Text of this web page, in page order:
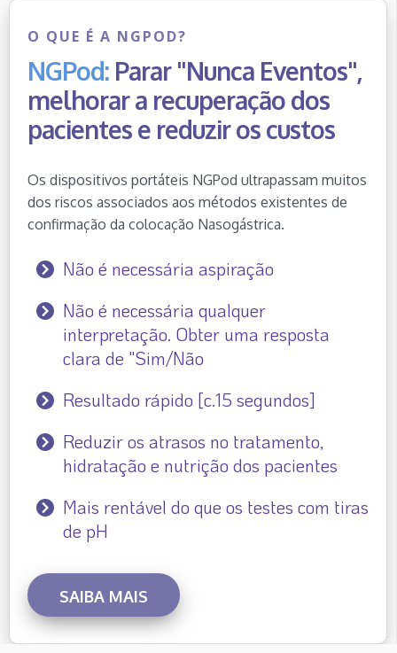
O QUE É A NGPOD?
NGPod: Parar "Nunca Eventos",
melhorar a recuperação dos
pacientes e reduzir os custos
Os dispositivos portáteis NGPod ultrapassam muitos
dos riscos associados aos métodos existentes de
confirmação da colocação Nasogástrica.
Não é necessária aspiração
Não é necessária qualquer
interpretação. Obter uma resposta
clara de "Sim/Não
Resultado rápido [c.15 segundos]
Reduzir os atrasos no tratamento,
hidratação e nutrição dos pacientes
Mais rentável do que os testes com tiras
de pH
SAIBA MAIS